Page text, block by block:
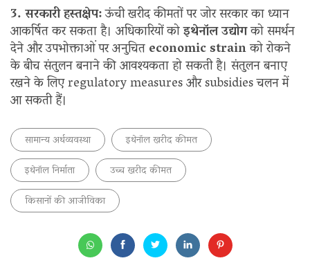
3. सरकारी हस्तक्षेप:ऊंची खरीद कीमतों पर जोर सरकार का ध्यान
आकर्षित कर सकता है। अधिकारियों कोइथेनॉल उद्योगको समर्थन
देने और उपभोक्ताओं पर अनुचितeconomic strainको रोकने
के बीच संतुलन बनाने की आवश्यकता हो सकती है। संतुलन बनाए
रखने के लिए regulatory measures और subsidies चलन में
आ सकती हैं।
सामान्य अर्थव्यवस्था
इथेनॉल खरीद कीमत
इथेनॉल निर्माता
उच्च खरीद कीमत
किसानों की आजीविका